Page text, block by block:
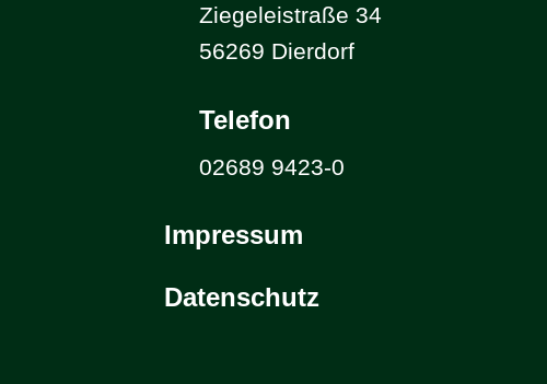
Ziegeleistraße 34
56269 Dierdorf
Telefon
02689 9423-0
Impressum
Datenschutz